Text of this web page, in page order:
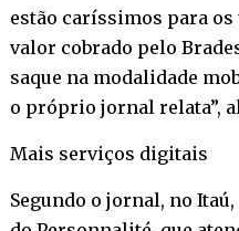
estão caríssimos para os
valor cobrado pelo
saque na modalidade
o próprio jornal relata”,
Mais serviços digitais
Segundo o jornal, no